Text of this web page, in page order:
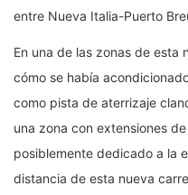
entre Nueva Italia-Puerto
En una de las zonas de esta
cómo se había
como pista de aterrizaje
una zona con extensiones
posiblemente dedicado a la
distancia de esta nueva